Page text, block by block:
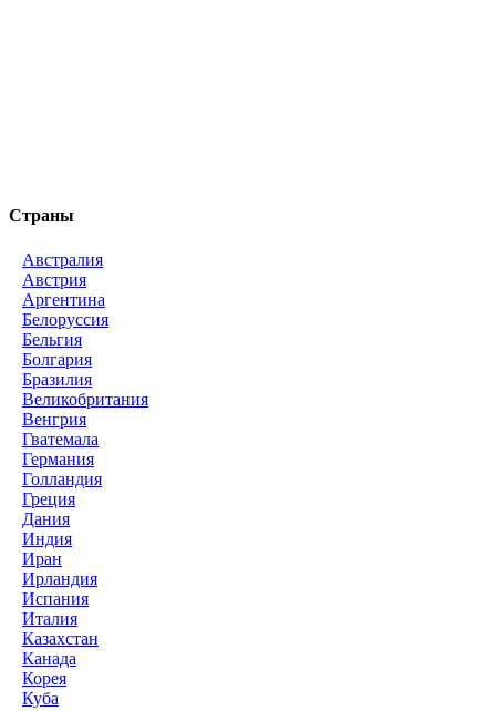
Страны
Австралия
Австрия
Аргентина
Белоруссия
Бельгия
Болгария
Бразилия
Великобритания
Венгрия
Гватемала
Германия
Голландия
Греция
Дания
Индия
Иран
Ирландия
Испания
Италия
Казахстан
Канада
Корея
Куба